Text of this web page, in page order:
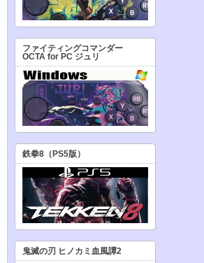
ファイティングコマンダー
OCTA for PC ジュリ
鉄拳8（PS5版）
鬼滅の刃 ヒノカミ血風譚2